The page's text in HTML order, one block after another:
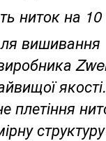
ниток на
плетіння